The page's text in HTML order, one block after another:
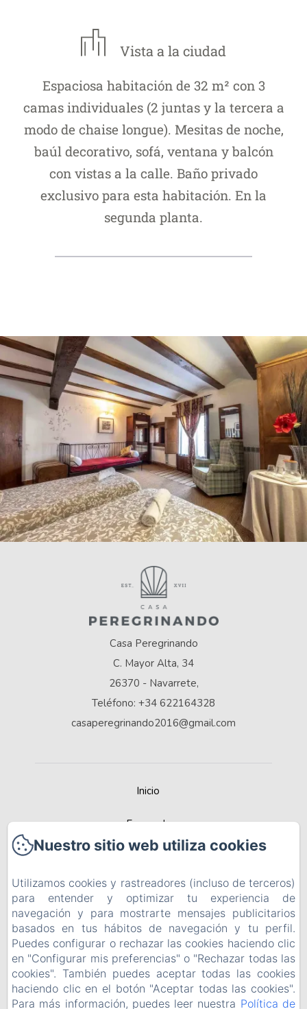
Vista a la ciudad
Espaciosa habitación de 32 m² con 3
camas individuales (2 juntas y la tercera a
modo de chaise longue). Mesitas de noche,
baúl decorativo, sofá, ventana y balcón
con vistas a la calle. Baño privado
exclusivo para esta habitación. En la
segunda planta.
Casa Peregrinando
C. Mayor Alta, 34
26370 - Navarrete,
Teléfono: +34 622164328
casaperegrinando2016@gmail.com
Inicio
Escapada
Recomendada por Best Rural Spain
Política de privacidad
Información legal
Información sobre cookies
Nuestro sitio web utiliza cookies
Utilizamos cookies y rastreadores (incluso de terceros)
para entender y optimizar tu experiencia de
navegación y para mostrarte mensajes publicitarios
basados en tus hábitos de navegación y tu perfil.
Puedes configurar o rechazar las cookies haciendo clic
en "Configurar mis preferencias" o "Rechazar todas las
cookies". También puedes aceptar todas las cookies
haciendo clic en el botón "Aceptar todas las cookies".
Para más información, puedes leer nuestra Política de